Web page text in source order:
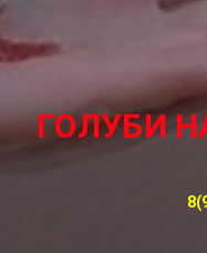
ГОЛУБИ